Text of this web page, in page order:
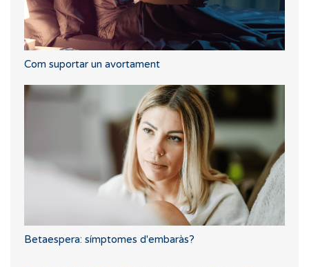
Com suportar un avortament
Betaespera: símptomes d'embaràs?